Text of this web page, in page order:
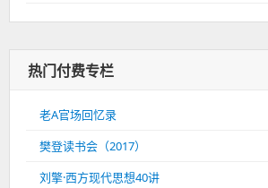
热门付费专栏
老A官场回忆录
樊登读书会（2017）
刘擎·西方现代思想40讲